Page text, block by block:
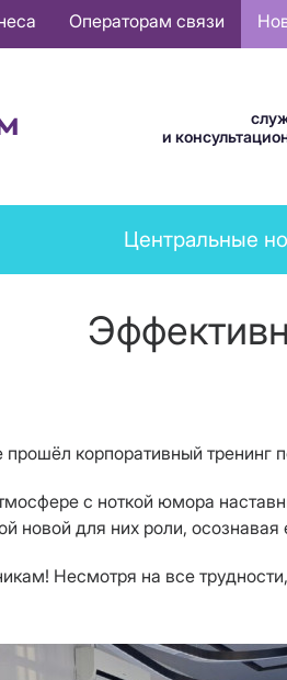
Операторам связи
и
News
menu
Центральные
корпоративный тренинг
с ноткой юмора
новой для них роли, осознавая
Несмотря на все